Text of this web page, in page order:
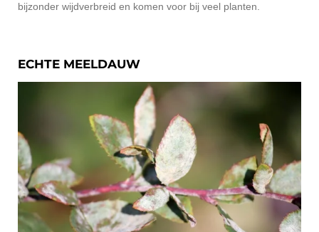
bijzonder wijdverbreid en komen voor bij veel planten.
ECHTE MEELDAUW